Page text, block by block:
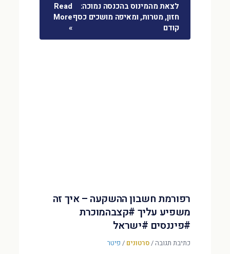
לצאת מהמינוס בהכנסה נמוכה:
חזון, מטרות, ומאיפה מושכים כסף
קודם
Read
More
»
רפורמת חשבון ההשקעה – איך זה
משפיע עליך #קצבהמוכרת
#פיננסים #ישראל
כתיבת תגובה/סרטונים / פיטר